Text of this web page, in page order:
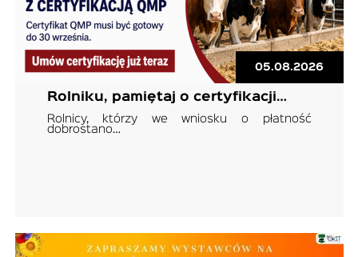
05.08.2026
Rolniku, pamiętaj o certyfikacji…
Rolnicy, którzy we wniosku o płatność
dobrostano…